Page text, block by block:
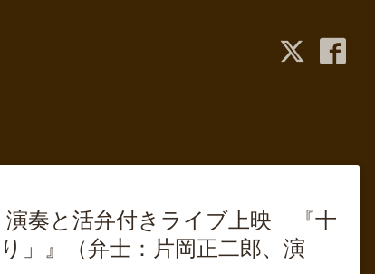
奏と活弁付きライブ上映 『十
」』（弁士：片岡正二郎、演